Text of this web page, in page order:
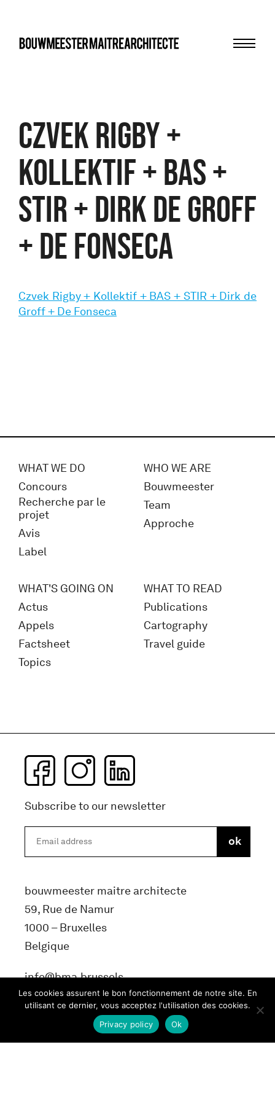
Czvek Rigby +
Kollektif + BAS +
STIR + Dirk de Groff
+ De Fonseca
Czvek Rigby + Kollektif + BAS + STIR + Dirk de
Groff + De Fonseca
WHAT WE DO
Concours
Recherche par le
projet
Avis
Label
WHO WE ARE
Bouwmeester
Team
Approche
WHAT'S GOING ON
Actus
Appels
Factsheet
Topics
WHAT TO READ
Publications
Cartography
Travel guide
Subscribe to our newsletter
bouwmeester maitre architecte
59, Rue de Namur
1000 – Bruxelles
Belgique
info@bma.brussels
Les cookies assurent le bon fonctionnement de notre site. En
utilisant ce dernier, vous acceptez l'utilisation des cookies.
Ok
Privacy policy